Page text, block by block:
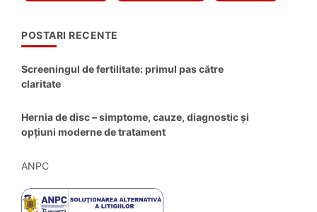
POSTARI RECENTE
Screeningul de fertilitate: primul pas către
claritate
Hernia de disc – simptome, cauze, diagnostic și
opțiuni moderne de tratament
ANPC